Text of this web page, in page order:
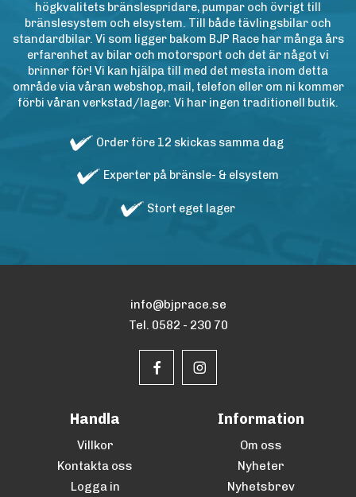
högkvalitets bränslespridare, pumpar och övrigt till
bränslesystem och elsystem. Till både tävlingsbilar och
standardbilar. Vi som ligger bakom BJP Race har många års
erfarenhet av bilar och motorsport och det är något vi
brinner för! Vi kan hjälpa till med det mesta inom detta
område via våran webshop, mail, telefon eller om ni kommer
förbi våran verkstad/lager. Vi har ingen traditionell butik.
Order före 12 skickas samma dag
Experter på bränsle- & elsystem
Stort eget lager
info@bjprace.se
Tel. 0582 - 230 70
Handla
Villkor
Kontakta oss
Logga in
Information
Om oss
Nyheter
Nyhetsbrev